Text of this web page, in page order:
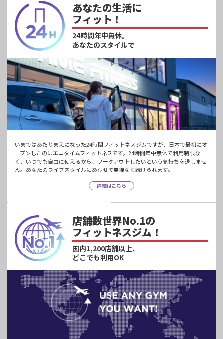
あなたの生活に
フィット！
24時間年中無休。
あなたのスタイルで
いまではあたりまえになった24時間フィットネスジムですが、日本で最初にオ
ープンしたのはエニタイムフィットネスです。24時間年中無休で利用制限な
く、いつでも自由に使えるから、ワークアウトしたいという気持ちを逃しませ
ん。あなたのライフスタイルにあわせて無理なく続けられます。
詳細はこちら
店舗数世界No.1の
フィットネスジム！
国内1,200店舗以上、
どこでも利用OK